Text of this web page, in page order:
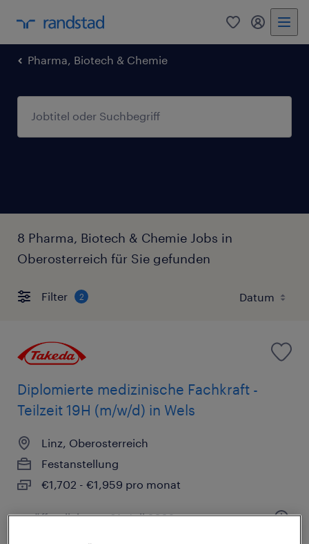
0 Mein
Pharma, Biotech & Chemie
8 Pharma, Biotech & Chemie Jobs in
Oberosterreich für Sie gefunden
Filter 2
Diplomierte medizinische Fachkraft -
Teilzeit 19H (m/w/d) in Wels
Linz, Oberosterreich
Festanstellung
€1,702 - €1,959 pro monat
veröffentlicht am 31. Juli 2026